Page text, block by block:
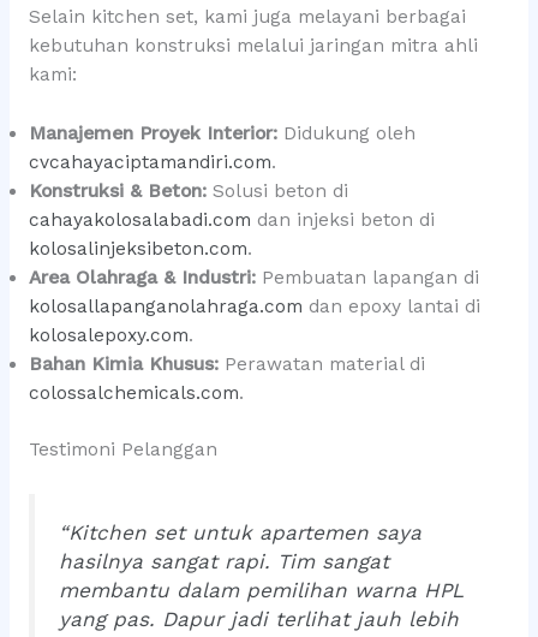
Selain kitchen set, kami juga melayani berbagai
kebutuhan konstruksi melalui jaringan mitra ahli
kami:
Manajemen Proyek Interior:Didukung oleh
cvcahayaciptamandiri.com.
Konstruksi & Beton:Solusi beton di
cahayakolosalabadi.com dan injeksi beton di
kolosalinjeksibeton.com.
Area Olahraga & Industri:Pembuatan lapangan di
kolosallapanganolahraga.com dan epoxy lantai di
kolosalepoxy.com.
Bahan Kimia Khusus:Perawatan material di
colossalchemicals.com.
Testimoni Pelanggan
“Kitchen set untuk apartemen saya
hasilnya sangat rapi. Tim sangat
membantu dalam pemilihan warna HPL
yang pas. Dapur jadi terlihat jauh lebih